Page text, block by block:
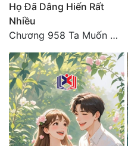
Xuyên Không
Xuyên Nhanh
Xuyên Sách
Xuyên Thư
Điền Văn
Đô Thị
Họ Đã Dâng Hiến Rất
Nhiều
Chương 958 Ta Muốn Cùng Các Cô Vĩnh Viễn Ở Bên Nhau (2) Hết